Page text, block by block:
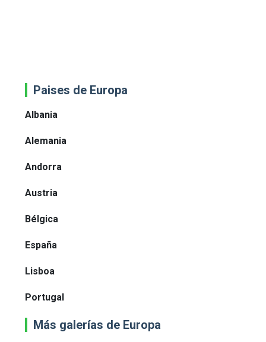
Paises de Europa
Albania
Alemania
Andorra
Austria
Bélgica
España
Lisboa
Portugal
Más galerías de Europa